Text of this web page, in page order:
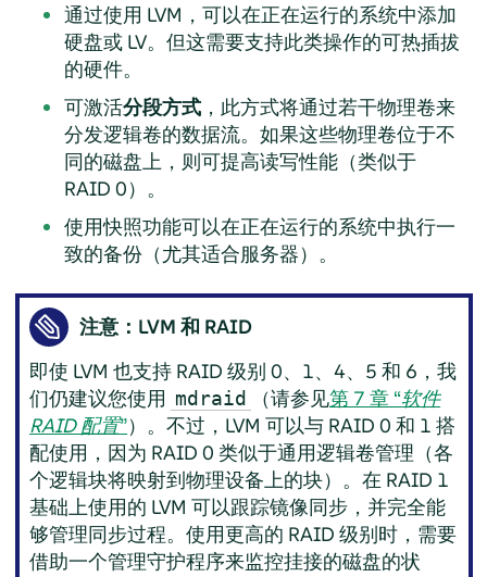
通过使用 LVM，可以在正在运行的系统中添加
硬盘或 LV。但这需要支持此类操作的可热插拔
的硬件。
可激活分段方式，此方式将通过若干物理卷来
分发逻辑卷的数据流。如果这些物理卷位于不
同的磁盘上，则可提高读写性能（类似于
RAID 0）。
使用快照功能可以在正在运行的系统中执行一
致的备份（尤其适合服务器）。
注意：LVM 和 RAID
即使 LVM 也支持 RAID 级别 0、1、4、5 和 6，我
们仍建议您使用 mdraid （请参见第 7 章 “软件
RAID 配置”）。不过，LVM 可以与 RAID 0 和 1 搭
配使用，因为 RAID 0 类似于通用逻辑卷管理（各
个逻辑块将映射到物理设备上的块）。在 RAID 1
基础上使用的 LVM 可以跟踪镜像同步，并完全能
够管理同步过程。使用更高的 RAID 级别时，需要
借助一个管理守护程序来监控挂接的磁盘的状